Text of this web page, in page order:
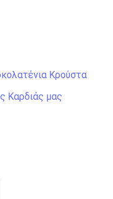
Κρούστα
Καρδιάς μας